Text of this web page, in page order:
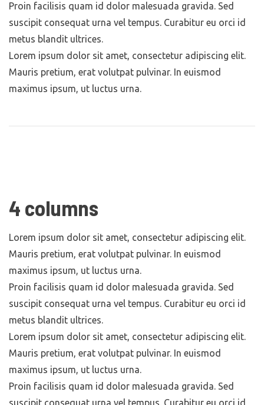
Proin facilisis quam id dolor malesuada gravida. Sed
suscipit consequat urna vel tempus. Curabitur eu orci id
metus blandit ultrices.
Lorem ipsum dolor sit amet, consectetur adipiscing elit.
Mauris pretium, erat volutpat pulvinar. In euismod
maximus ipsum, ut luctus urna.
4 columns
Lorem ipsum dolor sit amet, consectetur adipiscing elit.
Mauris pretium, erat volutpat pulvinar. In euismod
maximus ipsum, ut luctus urna.
Proin facilisis quam id dolor malesuada gravida. Sed
suscipit consequat urna vel tempus. Curabitur eu orci id
metus blandit ultrices.
Lorem ipsum dolor sit amet, consectetur adipiscing elit.
Mauris pretium, erat volutpat pulvinar. In euismod
maximus ipsum, ut luctus urna.
Proin facilisis quam id dolor malesuada gravida. Sed
suscipit consequat urna vel tempus. Curabitur eu orci id